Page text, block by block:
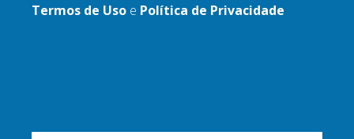
Termos de Uso e Política de Privacidade